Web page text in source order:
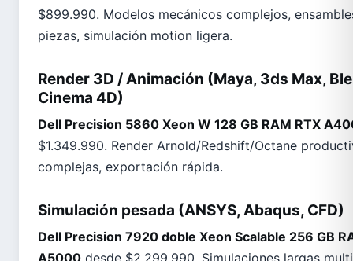
$899.990. Modelos mecánicos complejos,
piezas, simulación motion ligera.
Render 3D / Animación (Maya, 3ds Max,
Cinema 4D)
Dell Precision 5860 Xeon W 128 GB RAM RTX
$1.349.990. Render Arnold/Redshift/Octane
complejas, exportación rápida.
Simulación pesada (ANSYS, Abaqus, CFD)
Dell Precision 7920 doble Xeon Scalable 256 GB